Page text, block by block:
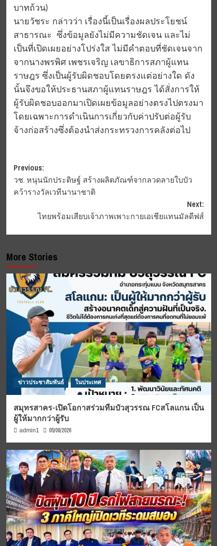
บาทถ้วน)
นายวัชระ กล่าวว่า เรื่องนี้เป็นเรื่องผลประโยชน์
สาธารณะ ซึ่งข้อมูลยังไม่มีความชัดเจน และไม่
เป็นที่เปิดเผยอย่างโปร่งใส ไม่มีคำตอบที่ชัดเจนจาก
จากนางพรพิศ เพชรเจริญ เลขาธิการสภาผู้แทน
ราษฎร ซึ่งเป็นผู้รับผิดชอบโดยตรงแต่อย่างใด ดัง
นั้นจึงขอให้ประธานสภาผู้แทนราษฎร ได้สั่งการให้
ผู้รับผิดชอบออกมาเปิดเผยข้อมูลอย่างตรงไปตรงมา
โดยเฉพาะการดำเนินการเกี่ยวกับค่าปรับต่อผู้รับ
จ้างก่อสร้างซึ่งต้องนำส่งกระทรวงการคลังต่อไป
Post
navigation
Previous:
วช. หนุนนักประดิษฐ์ สร้างผลิตภัณฑ์จากลวดลายใบบัว
คว้ารางวัลเวทีนานาชาติ
Next:
ไทยพร้อมเสียบเจ้าภาพเพาะกายเอเชียแทนมัลดีฟส์
More Stories
ข่าวประชาสัมพันธ์ ในประเทศ
สมุทรสาคร-เปิดโอกาสร่วมทีมบัวสุวรรณ FCสโลแกน เป็น
ผู้ให้มากกว่าผู้รับ
admin1 05/08/2026